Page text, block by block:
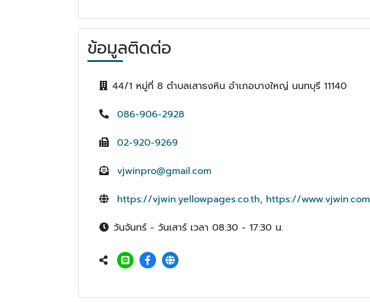
ข้อมูลติดต่อ
44/1 หมู่ที่ 8 ตำบลเสาธงหิน อำเภอบางใหญ่ นนทบุรี 11140
086-906-2928
02-920-9269
vjwinpro@gmail.com
https://vjwin.yellowpages.co.th, https://www.vjwin.com
วันจันทร์ - วันเสาร์ เวลา 08:30 - 17:30 น.